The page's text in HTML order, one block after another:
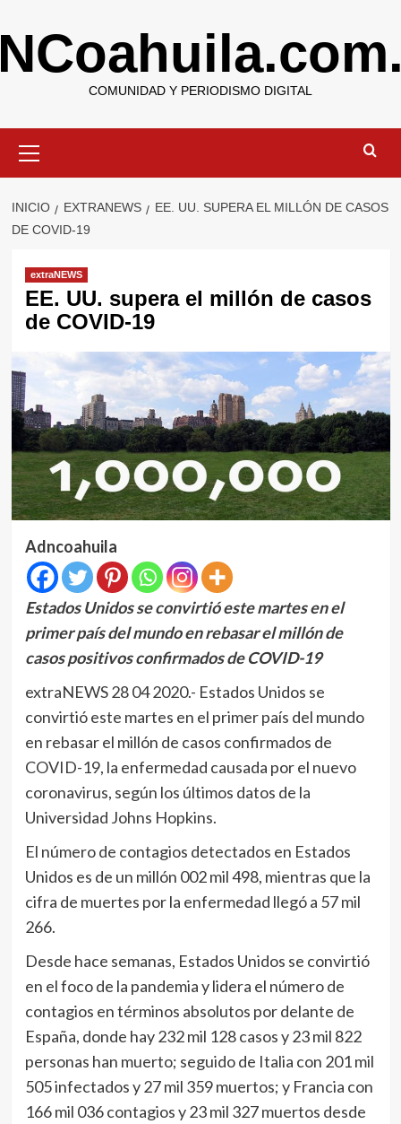
al
contenido
COMUNIDAD Y PERIODISMO DIGITAL
primario
INICIO EXTRANEWS
EE. UU. SUPERA EL MILLÓN DE CASOS
DE COVID-19
extraNEWS
EE. UU. supera el millón de casos
de COVID-19
Adncoahuila
Estados Unidos se convirtió este martes en el
primer país del mundo en rebasar el millón de
casos positivos confirmados de COVID-19
extraNEWS 28 04 2020.- Estados Unidos se
convirtió este martes en el primer país del mundo
en rebasar el millón de casos confirmados de
COVID-19, la enfermedad causada por el nuevo
coronavirus, según los últimos datos de la
Universidad Johns Hopkins.
El número de contagios detectados en Estados
Unidos es de un millón 002 mil 498, mientras que la
cifra de muertes por la enfermedad llegó a 57 mil
266.
Desde hace semanas, Estados Unidos se convirtió
en el foco de la pandemia y lidera el número de
contagios en términos absolutos por delante de
España, donde hay 232 mil 128 casos y 23 mil 822
personas han muerto; seguido de Italia con 201 mil
505 infectados y 27 mil 359 muertos; y Francia con
166 mil 036 contagios y 23 mil 327 muertos desde